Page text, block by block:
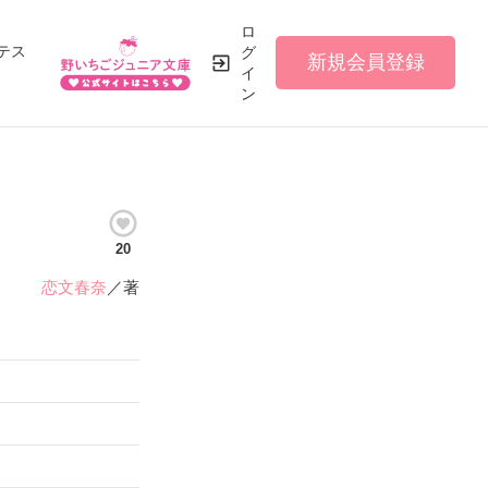
ス
ロ
グ
イ
ン
新規会員登録
20
恋文春奈 ／著